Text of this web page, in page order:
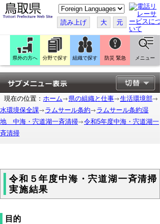
こ
の
ペ
ー
ジ
翻
訳
す
る
読み上げ 大 元
県外の方へ 分野で探す 組織で探す 防災 緊急 メニュー
現在の位置： ホーム 県の組織と仕事
生活環境部
水環境保全課
ラムサール条約
ラムサール条約湿
地 中海・宍道湖一斉清掃
令和5年度中海・宍道湖一
斉清掃
令和５年度中海・宍道湖一斉清掃
実施結果
目的